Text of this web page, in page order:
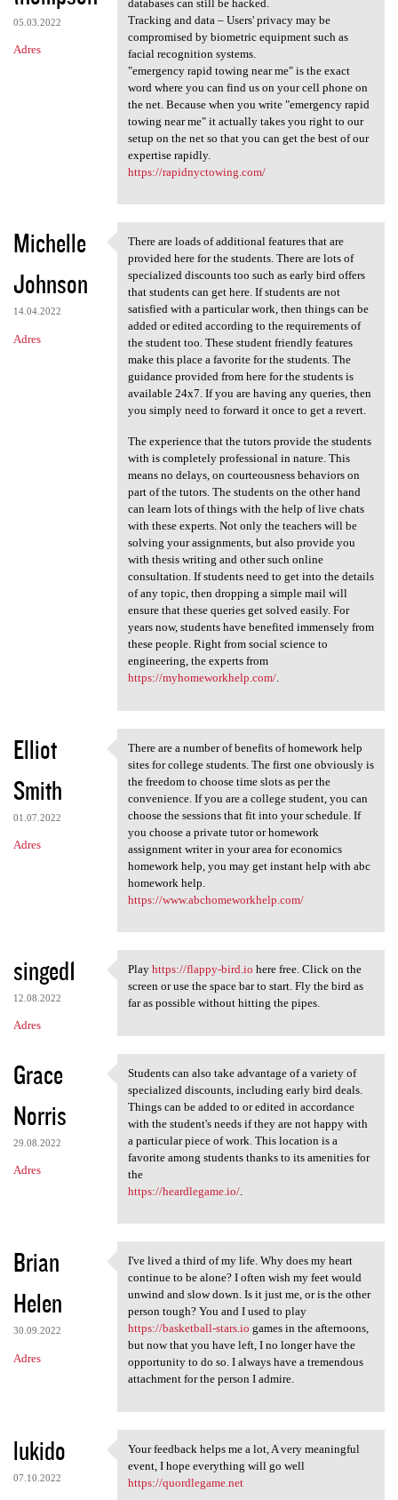
05.03.2022
Adres
databases can still be hacked.
Tracking and data – Users' privacy may be
compromised by biometric equipment such as
facial recognition systems.
"emergency rapid towing near me" is the exact
word where you can find us on your cell phone on
the net. Because when you write "emergency rapid
towing near me" it actually takes you right to our
setup on the net so that you can get the best of our
expertise rapidly.
https://rapidnyctowing.com/
Michelle
Johnson
14.04.2022
Adres
There are loads of additional
There are loads of additional features that are
provided here for the students. There are lots of
specialized discounts too such as early bird offers
that students can get here. If students are not
satisfied with a particular work, then things can be
added or edited according to the requirements of
the student too. These student friendly features
make this place a favorite for the students. The
guidance provided from here for the students is
available 24x7. If you are having any queries, then
you simply need to forward it once to get a revert.
The experience that the tutors provide the students
with is completely professional in nature. This
means no delays, on courteousness behaviors on
part of the tutors. The students on the other hand
can learn lots of things with the help of live chats
with these experts. Not only the teachers will be
solving your assignments, but also provide you
with thesis writing and other such online
consultation. If students need to get into the details
of any topic, then dropping a simple mail will
ensure that these queries get solved easily. For
years now, students have benefited immensely from
these people. Right from social science to
engineering, the experts from
https://myhomeworkhelp.com/.
Elliot
Smith
01.07.2022
Adres
There are a number of
There are a number of benefits of homework help
sites for college students. The first one obviously is
the freedom to choose time slots as per the
convenience. If you are a college student, you can
choose the sessions that fit into your schedule. If
you choose a private tutor or homework
assignment writer in your area for economics
homework help, you may get instant help with abc
homework help.
https://www.abchomeworkhelp.com/
singed1
12.08.2022
Adres
Play https://flappy-bird.io
Play https://flappy-bird.io here free. Click on the
screen or use the space bar to start. Fly the bird as
far as possible without hitting the pipes.
Grace
Norris
29.08.2022
Adres
Students can also take
Students can also take advantage of a variety of
specialized discounts, including early bird deals.
Things can be added to or edited in accordance
with the student's needs if they are not happy with
a particular piece of work. This location is a
favorite among students thanks to its amenities for
the
https://heardlegame.io/.
Brian
Helen
30.09.2022
Adres
I've lived a third of my life
I've lived a third of my life. Why does my heart
continue to be alone? I often wish my feet would
unwind and slow down. Is it just me, or is the other
person tough? You and I used to play
https://basketball-stars.io games in the afternoons,
but now that you have left, I no longer have the
opportunity to do so. I always have a tremendous
attachment for the person I admire.
lukido
07.10.2022
Your feedback helps me a lot,
Your feedback helps me a lot, A very meaningful
event, I hope everything will go well
https://quordlegame.net